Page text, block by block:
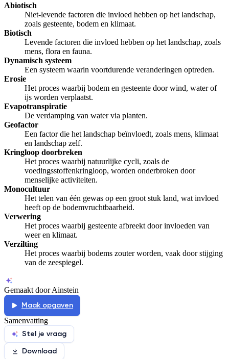
Abiotisch
Niet-levende factoren die invloed hebben op het landschap,
zoals gesteente, bodem en klimaat.
Biotisch
Levende factoren die invloed hebben op het landschap, zoals
mens, flora en fauna.
Dynamisch systeem
Een systeem waarin voortdurende veranderingen optreden.
Erosie
Het proces waarbij bodem en gesteente door wind, water of
ijs worden verplaatst.
Evapotranspiratie
De verdamping van water via planten.
Geofactor
Een factor die het landschap beïnvloedt, zoals mens, klimaat
en landschap zelf.
Kringloop doorbreken
Het proces waarbij natuurlijke cycli, zoals de
voedingsstoffenkringloop, worden onderbroken door
menselijke activiteiten.
Monocultuur
Het telen van één gewas op een groot stuk land, wat invloed
heeft op de bodemvruchtbaarheid.
Verwering
Het proces waarbij gesteente afbreekt door invloeden van
weer en klimaat.
Verzilting
Het proces waarbij bodems zouter worden, vaak door stijging
van de zeespiegel.
Gemaakt door Ainstein
Maak opgaven
Samenvatting
Stel je vraag
Download